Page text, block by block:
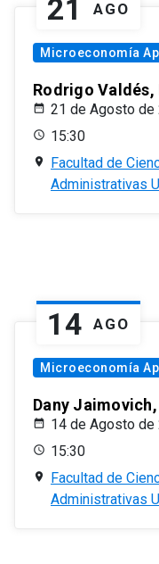
21 AGO
Microeconomía
Rodrigo Valdés,
21 de Agosto de
15:30
Facultad de
Administrativas
14 AGO
Microeconomía
Dany
14 de Agosto de
15:30
Facultad de
Administrativas